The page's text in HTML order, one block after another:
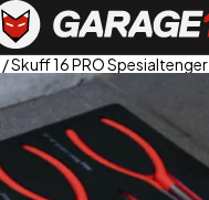
/ Skuff 16 PRO Spesialtenger